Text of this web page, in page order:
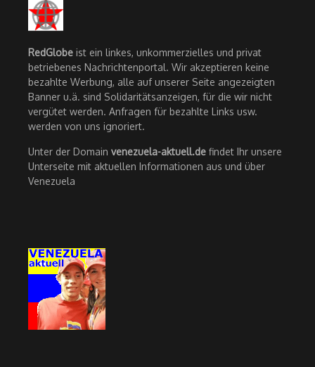
RedGlobe ist ein linkes, unkommerzielles und privat
betriebenes Nachrichtenportal. Wir akzeptieren keine
bezahlte Werbung, alle auf unserer Seite angezeigten
Banner u.ä. sind Solidaritätsanzeigen, für die wir nicht
vergütet werden. Anfragen für bezahlte Links usw.
werden von uns ignoriert.
Unter der Domain venezuela-aktuell.de findet Ihr unsere
Unterseite mit aktuellen Informationen aus und über
Venezuela